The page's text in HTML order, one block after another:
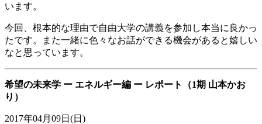
います。
今回、根本的な理由で自由大学の講義を参加し本当に良かっ
たです。また一緒に色々なお話ができる機会があると嬉しい
なと思っています。
希望の未来学 ー エネルギー編 ー レポート（1期 山本かお
り）
2017年04月09日(日)